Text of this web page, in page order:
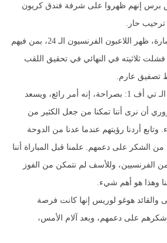
برس إنهم ظهروا على شرفة فندق كريون
حار.
وعلى الرغم من خيبة الخسارة، ظهر اللاعبون الفرنسيون الـ 24، بمن فيهم
فشلت ثلاثيته في النهائي في تحقيق اللقب
تصفيق عارم.
وقال ماركوس تورام لقناة الـ تي أف 1: بصراحة، إنه أمر رائع، ويسعد
أن نرى أننا تمكنا من جعل الكثير من
أردنا رؤيتهم عندما عدنا من الدوحة
من الشكر على دعمهم. علمنا قبل المباراة أننا
الفرنسيين، وللأسف لم نتمكن من الفوز
وهذا هو أهم شيء.
هوغو لوريس إنها كانت فرصة
على دعمهم، وبعد آلام الأمس،